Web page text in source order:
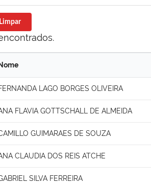
Limpar
LAGO BORGES OLIVEIRA
FLAVIA GOTTSCHALL DE ALMEIDA
GUIMARAES DE SOUZA
CLAUDIA DOS REIS ATCHE
SILVA FERREIRA